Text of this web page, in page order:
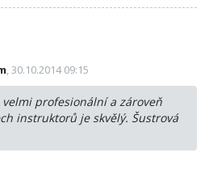
, 30.10.2014 09:15
profesionální a zároveň
instruktorů je skvělý. Šustrová